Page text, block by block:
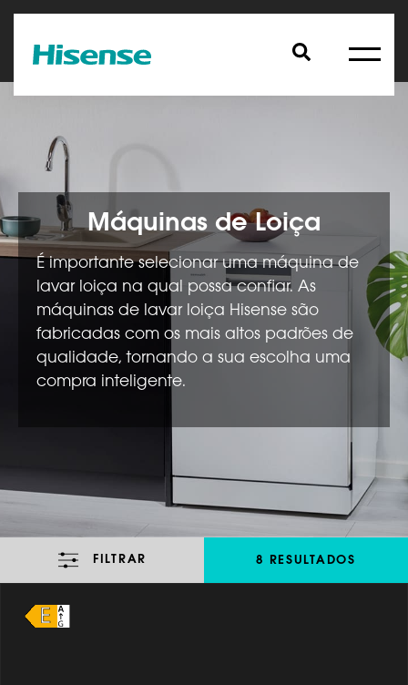
Máquinas de Loiça
É importante selecionar uma máquina de
lavar loiça na qual possa confiar. As
máquinas de lavar loiça Hisense são
fabricadas com os mais altos padrões de
qualidade, tornando a sua escolha uma
compra inteligente.
FILTRAR 8 RESULTADOS